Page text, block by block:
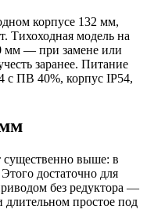
корпусе 132 мм,
Тихоходная модель на
мм — при замене или
заранее. Питание
с ПВ 40%, корпус IP54,
выше: в
достаточно для
без редуктора —
длительном простое под